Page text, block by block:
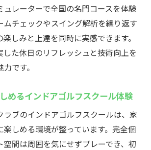
ュレーターで全国の名門コースを体験
ムチェックやスイング解析を繰り返す
しみと上達を同時に実感できます。
した休日のリフレッシュと技術向上を
です。
めるインドアゴルフスクール体験
ラブのインドアゴルフスクールは、家
楽しめる環境が整っています。完全個
空間は周囲を気にせずプレーでき、初